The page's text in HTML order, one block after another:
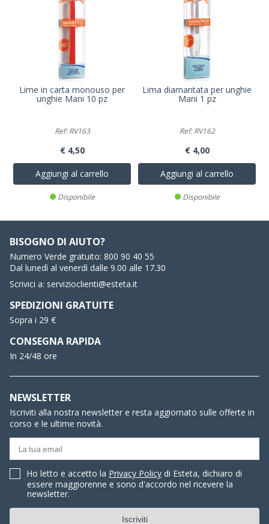
Lime in carta monouso per
unghie Mani 10 pz
Ref: RV163
€ 4,50
Aggiungi al carrello
Disponibile
Lima diamantata per unghie
Mani 1 pz
Ref: RV162
€ 4,00
Aggiungi al carrello
Disponibile
BISOGNO DI AIUTO?
Numero Verde gratuito: 800 90 40 55
Dal lunedì al venerdì dalle 9.00 alle 17.30
Scrivici a: servizioclienti@esteta.it
SPEDIZIONI GRATUITE
Sopra i 29 €
CONSEGNA RAPIDA
In 24/48 ore
NEWSLETTER
Iscriviti alla nostra newsletter e resta aggiornato sulle offerte in
corso e le ultime novità.
Ho letto e accetto la Privacy Policy di Esteta, dichiaro di
essere maggiorenne e sono d'accordo nel ricevere la
newsletter.